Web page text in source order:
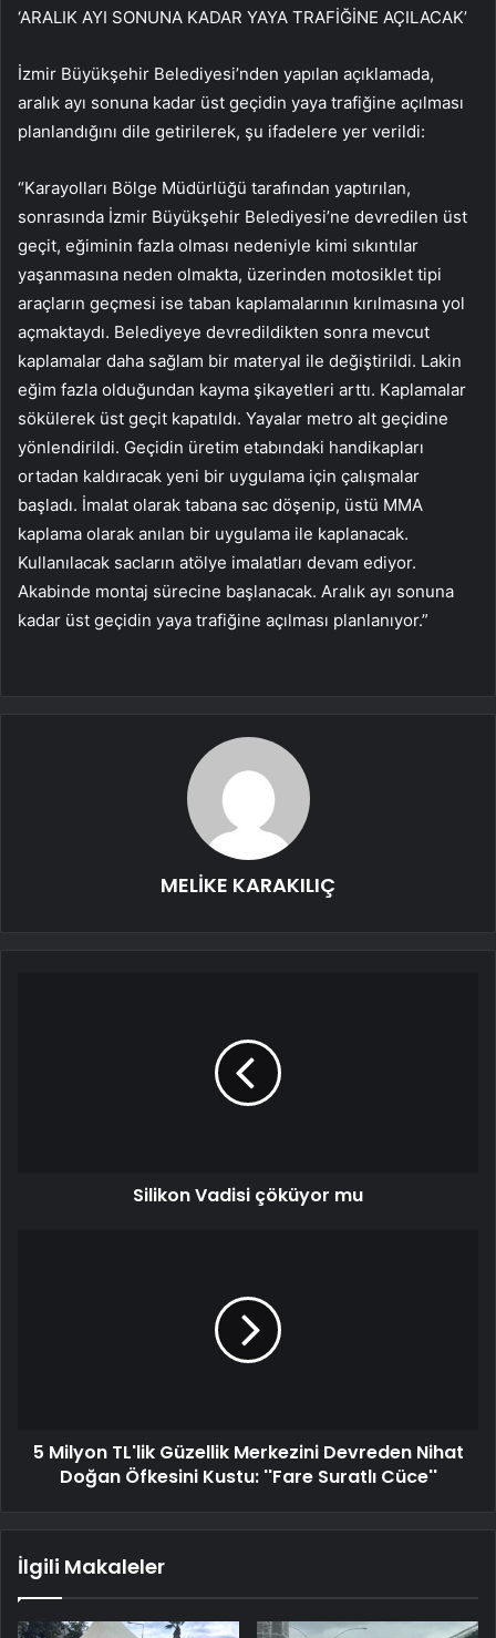
‘ARALIK AYI SONUNA KADAR YAYA TRAFİĞİNE AÇILACAK’
İzmir Büyükşehir Belediyesi’nden yapılan açıklamada,
aralık ayı sonuna kadar üst geçidin yaya trafiğine açılması
planlandığını dile getirilerek, şu ifadelere yer verildi:
“Karayolları Bölge Müdürlüğü tarafından yaptırılan,
sonrasında İzmir Büyükşehir Belediyesi’ne devredilen üst
geçit, eğiminin fazla olması nedeniyle kimi sıkıntılar
yaşanmasına neden olmakta, üzerinden motosiklet tipi
araçların geçmesi ise taban kaplamalarının kırılmasına yol
açmaktaydı. Belediyeye devredildikten sonra mevcut
kaplamalar daha sağlam bir materyal ile değiştirildi. Lakin
eğim fazla olduğundan kayma şikayetleri arttı. Kaplamalar
sökülerek üst geçit kapatıldı. Yayalar metro alt geçidine
yönlendirildi. Geçidin üretim etabındaki handikapları
ortadan kaldıracak yeni bir uygulama için çalışmalar
başladı. İmalat olarak tabana sac döşenip, üstü MMA
kaplama olarak anılan bir uygulama ile kaplanacak.
Kullanılacak sacların atölye imalatları devam ediyor.
Akabinde montaj sürecine başlanacak. Aralık ayı sonuna
kadar üst geçidin yaya trafiğine açılması planlanıyor.”
MELİKE KARAKILIÇ
Silikon Vadisi çöküyor mu
5 Milyon TL'lik Güzellik Merkezini Devreden Nihat
Doğan Öfkesini Kustu: ''Fare Suratlı Cüce''
İlgili Makaleler